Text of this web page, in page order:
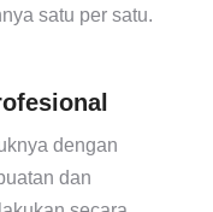
satu per satu.
dengan
dan